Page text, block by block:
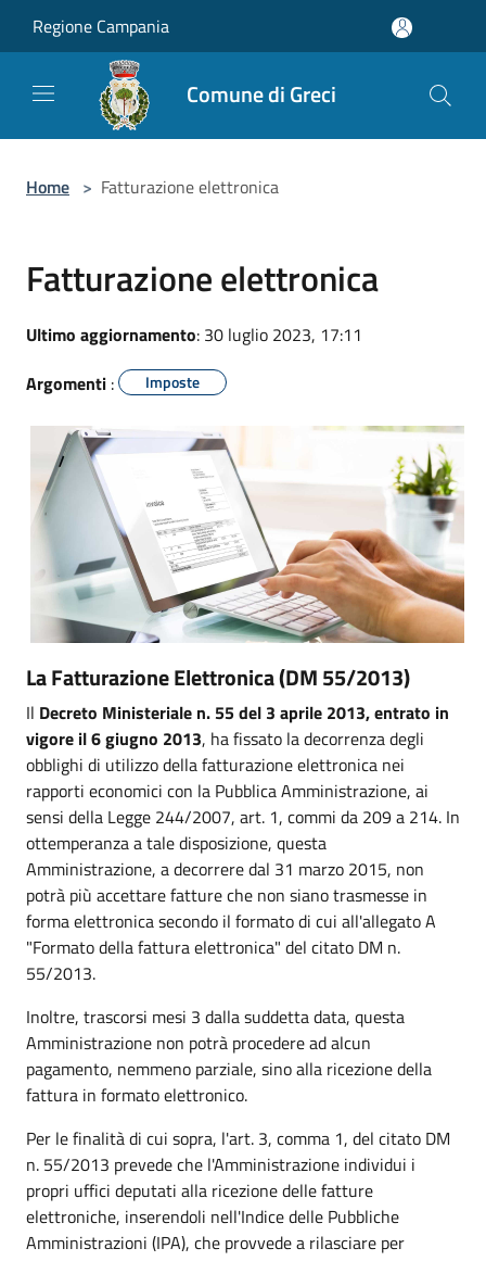
Regione Campania
Comune di Greci
Home > Fatturazione elettronica
Fatturazione elettronica
Ultimo aggiornamento: 30 luglio 2023, 17:11
Argomenti : Imposte
La Fatturazione Elettronica (DM 55/2013)
Il Decreto Ministeriale n. 55 del 3 aprile 2013, entrato in
vigore il 6 giugno 2013, ha fissato la decorrenza degli
obblighi di utilizzo della fatturazione elettronica nei
rapporti economici con la Pubblica Amministrazione, ai
sensi della Legge 244/2007, art. 1, commi da 209 a 214. In
ottemperanza a tale disposizione, questa
Amministrazione, a decorrere dal 31 marzo 2015, non
potrà più accettare fatture che non siano trasmesse in
forma elettronica secondo il formato di cui all'allegato A
"Formato della fattura elettronica" del citato DM n.
55/2013.
Inoltre, trascorsi mesi 3 dalla suddetta data, questa
Amministrazione non potrà procedere ad alcun
pagamento, nemmeno parziale, sino alla ricezione della
fattura in formato elettronico.
Per le finalità di cui sopra, l'art. 3, comma 1, del citato DM
n. 55/2013 prevede che l'Amministrazione individui i
propri uffici deputati alla ricezione delle fatture
elettroniche, inserendoli nell'Indice delle Pubbliche
Amministrazioni (IPA), che provvede a rilasciare per